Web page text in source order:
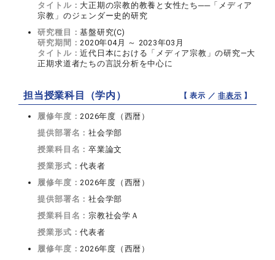
タイトル： 大正期の宗教的教養と女性たち──「メディア
宗教」のジェンダー史的研究
研究種目：基盤研究(C)
研究期間：2020年04月 ～ 2023年03月
タイトル：近代日本における「メディア宗教」の研究―大
正期求道者たちの言説分析を中心に
担当授業科目（学内） 【 表示 ／非表示 】
履修年度：2026年度（西暦）
提供部署名：社会学部
授業科目名：卒業論文
授業形式：代表者
履修年度：2026年度（西暦）
提供部署名：社会学部
授業科目名：宗教社会学Ａ
授業形式：代表者
履修年度：2026年度（西暦）